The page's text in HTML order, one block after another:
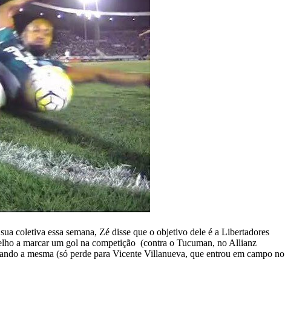
coletiva essa semana, Zé disse que o objetivo dele é a Libertadores
a marcar um gol na competição (contra o Tucuman, no Allianz
a mesma (só perde para Vicente Villanueva, que entrou em campo no